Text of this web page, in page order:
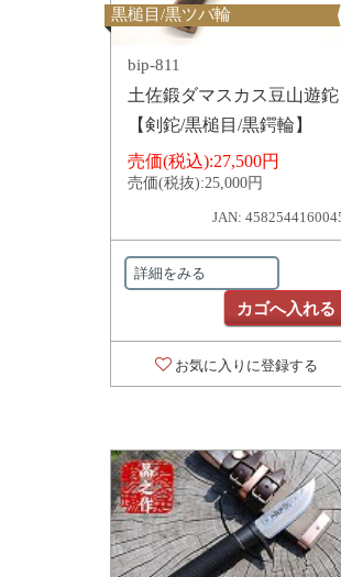
黒槌目/黒ツバ輪
bip-811
土佐鍛ダマスカス豆山遊鉈
【剣鉈/黒槌目/黒鍔輪】
売価(税込):27,500円
売価(税抜):25,000円
JAN:
詳細をみる
カゴへ入れる
お気に入りに登録する